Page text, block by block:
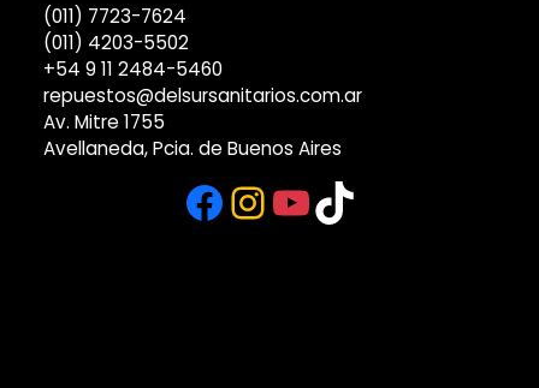
(011) 7723-7624
(011) 4203-5502
+54 9 11 2484-5460
repuestos@delsursanitarios.com.ar
Av. Mitre 1755
Avellaneda, Pcia. de Buenos Aires
Facebook
Instagram
YouTube
TikTok